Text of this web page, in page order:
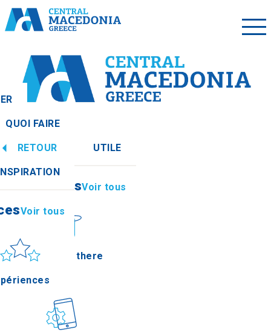
QUOI FAIRE
RETOUR UTILE
Voir tous
How to get there
Voir tous